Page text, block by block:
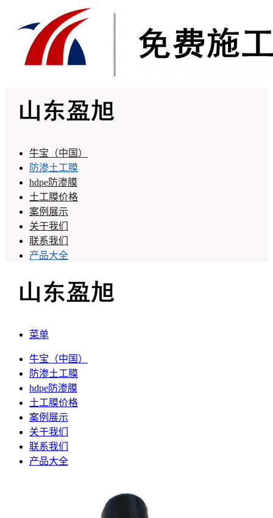
牛宝（中国）
防渗土工膜
hdpe防渗膜
土工膜价格
案例展示
关于我们
联系我们
产品大全
菜单
牛宝（中国）
防渗土工膜
hdpe防渗膜
土工膜价格
案例展示
关于我们
联系我们
产品大全